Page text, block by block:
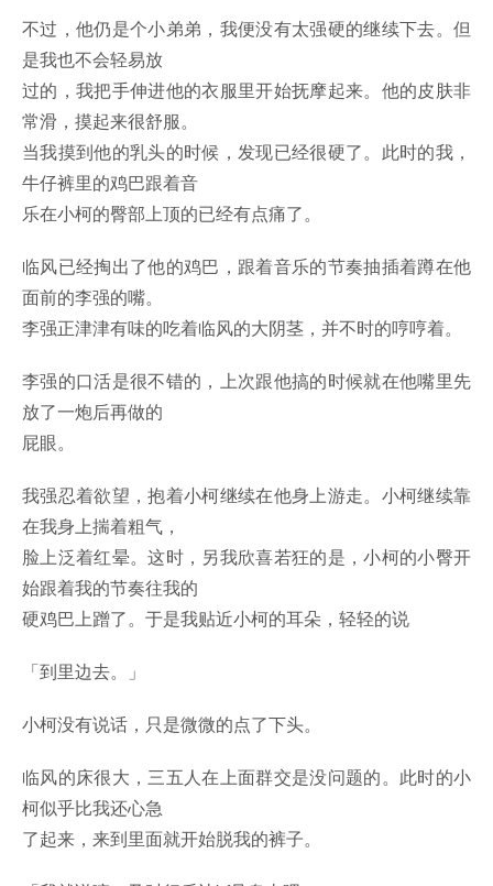
不过，他仍是个小弟弟，我便没有太强硬的继续下去。但
是我也不会轻易放
过的，我把手伸进他的衣服里开始抚摩起来。他的皮肤非
常滑，摸起来很舒服。
当我摸到他的乳头的时候，发现已经很硬了。此时的我，
牛仔裤里的鸡巴跟着音
乐在小柯的臀部上顶的已经有点痛了。
临风已经掏出了他的鸡巴，跟着音乐的节奏抽插着蹲在他
面前的李强的嘴。
李强正津津有味的吃着临风的大阴茎，并不时的哼哼着。
李强的口活是很不错的，上次跟他搞的时候就在他嘴里先
放了一炮后再做的
屁眼。
我强忍着欲望，抱着小柯继续在他身上游走。小柯继续靠
在我身上揣着粗气，
脸上泛着红晕。这时，另我欣喜若狂的是，小柯的小臀开
始跟着我的节奏往我的
硬鸡巴上蹭了。于是我贴近小柯的耳朵，轻轻的说
「到里边去。」
小柯没有说话，只是微微的点了下头。
临风的床很大，三五人在上面群交是没问题的。此时的小
柯似乎比我还心急
了起来，来到里面就开始脱我的裤子。